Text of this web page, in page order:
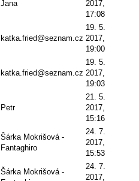
Jana
2017,
17:08
katka.fried@seznam.cz
19. 5.
2017,
19:00
katka.fried@seznam.cz
19. 5.
2017,
19:03
Petr
21. 5.
2017,
15:16
Šárka Mokrišová -
Fantaghiro
24. 7.
2017,
15:53
Šárka Mokrišová -
24. 7.
2017,